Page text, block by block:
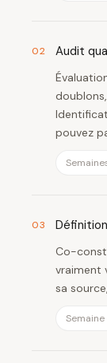
02 Audit
pouvez
03
Co-
vraiment
sa
Semaine